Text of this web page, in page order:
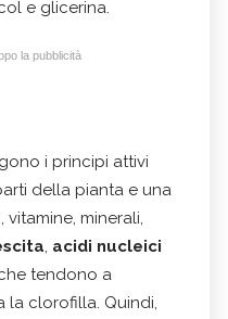
e glicerina.
la pubblicità
i principi attivi
della pianta e una
vitamine, minerali,
, acidi nucleici
tendono a
la clorofilla. Quindi,